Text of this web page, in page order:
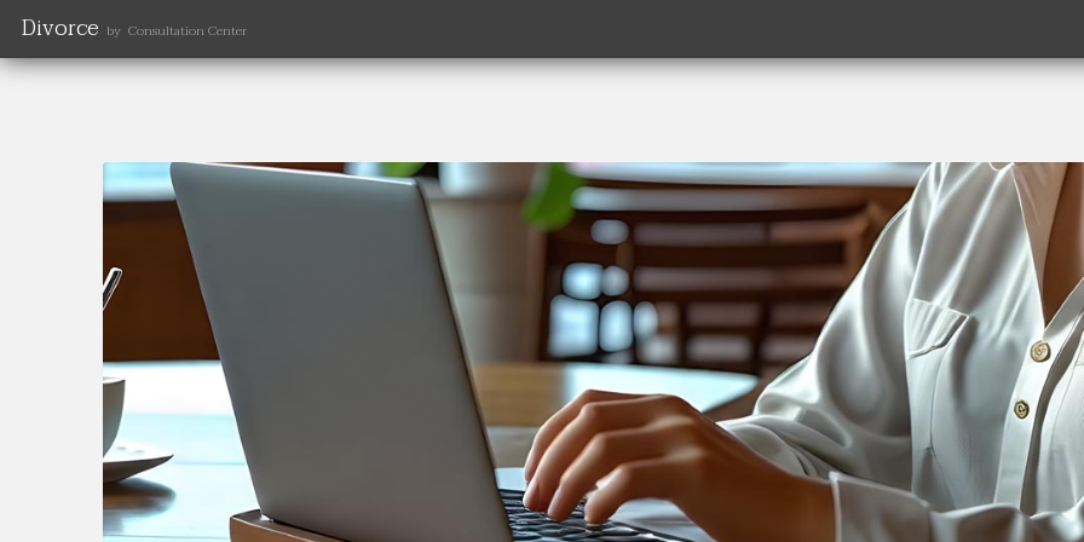
Divorce by Consultation Center